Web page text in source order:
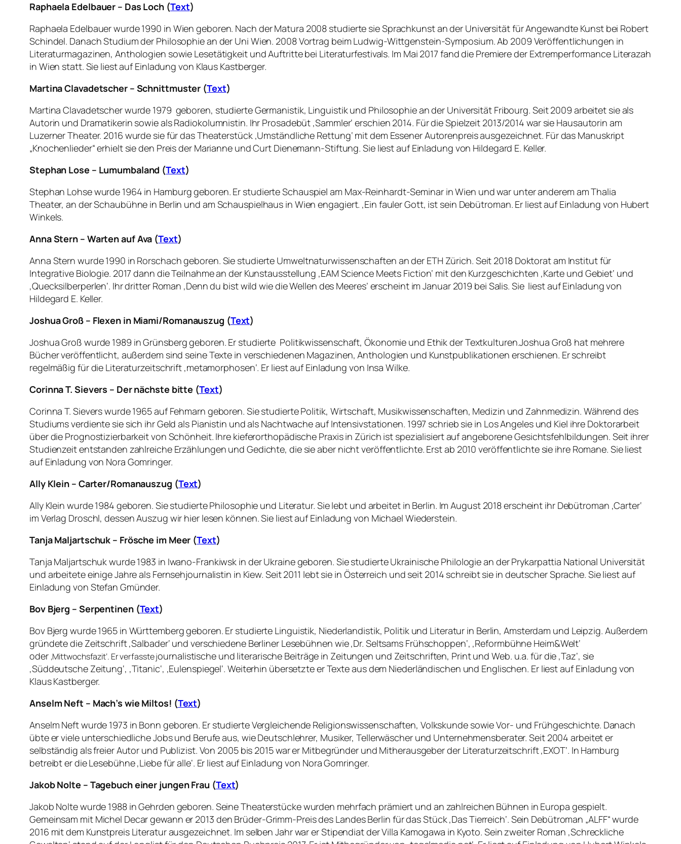
Raphaela Edelbauer – Das Loch (Text)
Raphaela Edelbauer wurde 1990 in Wien geboren. Nach der Matura 2008 studierte sie Sprachkunst an der Universität für Angewandte Kunst bei Robert
Schindel. Danach Studium der Philosophie an der Uni Wien. 2008 Vortrag beim Ludwig-Wittgenstein-Symposium. Ab 2009 Veröffentlichungen in
Literaturmagazinen, Anthologien sowie Lesetätigkeit und Auftritte bei Literaturfestivals. Im Mai 2017 fand die Premiere der Extremperformance Literazah
in Wien statt. Sie liest auf Einladung von Klaus Kastberger.
Martina Clavadetscher – Schnittmuster (Text)
Martina Clavadetscher wurde 1979 geboren, studierte Germanistik, Linguistik und Philosophie an der Universität Fribourg. Seit 2009 arbeitet sie als
Autorin und Dramatikerin sowie als Radiokolumnistin. Ihr Prosadebüt ‚Sammler‘ erschien 2014. Für die Spielzeit 2013/2014 war sie Hausautorin am
Luzerner Theater. 2016 wurde sie für das Theaterstück ‚Umständliche Rettung‘ mit dem Essener Autorenpreis ausgezeichnet. Für das Manuskript
„Knochenlieder“ erhielt sie den Preis der Marianne und Curt Dienemann-Stiftung. Sie liest auf Einladung von Hildegard E. Keller.
Stephan Lose – Lumumbaland (Text)
Stephan Lohse wurde 1964 in Hamburg geboren. Er studierte Schauspiel am Max-Reinhardt-Seminar in Wien und war unter anderem am Thalia
Theater, an der Schaubühne in Berlin und am Schauspielhaus in Wien engagiert. ‚Ein fauler Gott‚ ist sein Debütroman. Er liest auf Einladung von Hubert
Winkels.
Anna Stern – Warten auf Ava (Text)
Anna Stern wurde 1990 in Rorschach geboren. Sie studierte Umweltnaturwissenschaften an der ETH Zürich. Seit 2018 Doktorat am Institut für
Integrative Biologie. 2017 dann die Teilnahme an der Kunstausstellung ‚EAM Science Meets Fiction‘ mit den Kurzgeschichten ‚Karte und Gebiet‘ und
‚Quecksilberperlen‘. Ihr dritter Roman ‚Denn du bist wild wie die Wellen des Meeres‘ erscheint im Januar 2019 bei Salis. Sie liest auf Einladung von
Hildegard E. Keller.
Joshua Groß – Flexen in Miami/Romanauszug (Text)
Joshua Groß wurde 1989 in Grünsberg geboren. Er studierte Politikwissenschaft, Ökonomie und Ethik der Textkulturen.Joshua Groß hat mehrere
Bücher veröffentlicht, außerdem sind seine Texte in verschiedenen Magazinen, Anthologien und Kunstpublikationen erschienen. Er schreibt
regelmäßig für die Literaturzeitschrift ‚metamorphosen‘. Er liest auf Einladung von Insa Wilke.
Corinna T. Sievers – Der nächste bitte (Text)
Corinna T. Sievers wurde 1965 auf Fehmarn geboren. Sie studierte Politik, Wirtschaft, Musikwissenschaften, Medizin und Zahnmedizin. Während des
Studiums verdiente sie sich ihr Geld als Pianistin und als Nachtwache auf Intensivstationen. 1997 schrieb sie in Los Angeles und Kiel ihre Doktorarbeit
über die Prognostizierbarkeit von Schönheit. Ihre kieferorthopädische Praxis in Zürich ist spezialisiert auf angeborene Gesichtsfehlbildungen. Seit ihrer
Studienzeit entstanden zahlreiche Erzählungen und Gedichte, die sie aber nicht veröffentlichte. Erst ab 2010 veröffentlichte sie ihre Romane. Sie liest
auf Einladung von Nora Gomringer.
Ally Klein – Carter/Romanauszug (Text)
Ally Klein wurde 1984 geboren. Sie studierte Philosophie und Literatur. Sie lebt und arbeitet in Berlin. Im August 2018 erscheint ihr Debütroman ‚Carter‘
im Verlag Droschl, dessen Auszug wir hier lesen können. Sie liest auf Einladung von Michael Wiederstein.
Tanja Maljartschuk – Frösche im Meer (Text)
Tanja Maljartschuk wurde 1983 in Iwano-Frankiwsk in der Ukraine geboren. Sie studierte Ukrainische Philologie an der Prykarpattia National Universität
und arbeitete einige Jahre als Fernsehjournalistin in Kiew. Seit 2011 lebt sie in Österreich und seit 2014 schreibt sie in deutscher Sprache. Sie liest auf
Einladung von Stefan Gmünder.
Bov Bjerg – Serpentinen (Text)
Bov Bjerg wurde 1965 in Württemberg geboren. Er studierte Linguistik, Niederlandistik, Politik und Literatur in Berlin, Amsterdam und Leipzig. Außerdem
gründete die Zeitschrift ‚Salbader‘ und verschiedene Berliner Lesebühnen wie ‚Dr. Seltsams Frühschoppen‘, ‚Reformbühne Heim&Welt‘
oder ‚Mittwochsfazit‘. Er verfasste journalistische und literarische Beiträge in Zeitungen und Zeitschriften, Print und Web. u.a. für die ‚Taz‘, sie
‚Süddeutsche Zeitung‘, ‚Titanic‘, ‚Eulenspiegel‘. Weiterhin übersetzte er Texte aus dem Niederländischen und Englischen. Er liest auf Einladung von
Klaus Kastberger.
Anselm Neft – Mach’s wie Miltos! (Text)
Anselm Neft wurde 1973 in Bonn geboren. Er studierte Vergleichende Religionswissenschaften, Volkskunde sowie Vor- und Frühgeschichte. Danach
übte er viele unterschiedliche Jobs und Berufe aus, wie Deutschlehrer, Musiker, Tellerwäscher und Unternehmensberater. Seit 2004 arbeitet er
selbständig als freier Autor und Publizist. Von 2005 bis 2015 war er Mitbegründer und Mitherausgeber der Literaturzeitschrift ‚EXOT‘. In Hamburg
betreibt er die Lesebühne ‚Liebe für alle‘. Er liest auf Einladung von Nora Gomringer.
Jakob Nolte – Tagebuch einer jungen Frau (Text)
Jakob Nolte wurde 1988 in Gehrden geboren. Seine Theaterstücke wurden mehrfach prämiert und an zahlreichen Bühnen in Europa gespielt.
Gemeinsam mit Michel Decar gewann er 2013 den Brüder-Grimm-Preis des Landes Berlin für das Stück ‚Das Tierreich‘. Sein Debütroman „ALFF“ wurde
2016 mit dem Kunstpreis Literatur ausgezeichnet. Im selben Jahr war er Stipendiat der Villa Kamogawa in Kyoto. Sein zweiter Roman ‚Schreckliche